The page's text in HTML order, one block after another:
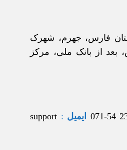
فارس، جهرم، شهرک
بعد از بانک ملی، مرکز
ایمیل :
support